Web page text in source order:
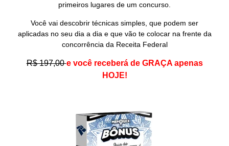
primeiros lugares de um concurso.
Você vai descobrir técnicas simples, que podem ser
aplicadas no seu dia a dia e que vão te colocar na frente da
concorrência da Receita Federal
R$ 197,00 e você receberá de GRAÇA apenas
HOJE!